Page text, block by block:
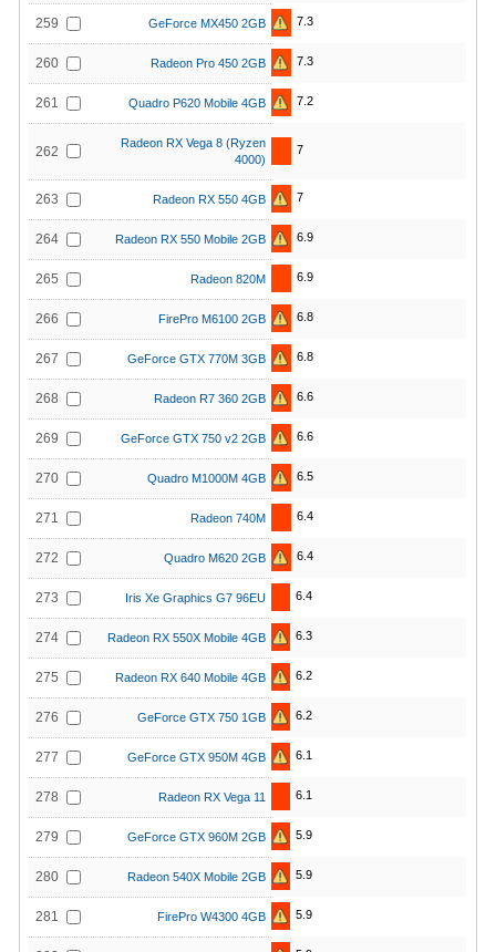
259 GeForce MX450 2GB 7.3
260 Radeon Pro 450 2GB 7.3
261 Quadro P620 Mobile 4GB 7.2
262
Radeon RX Vega 8 (Ryzen
4000)
7
263 Radeon RX 550 4GB 7
264 Radeon RX 550 Mobile 2GB 6.9
265 Radeon 820M 6.9
266 FirePro M6100 2GB 6.8
267 GeForce GTX 770M 3GB 6.8
268 Radeon R7 360 2GB 6.6
269 GeForce GTX 750 v2 2GB 6.6
270 Quadro M1000M 4GB 6.5
271 Radeon 740M 6.4
272 Quadro M620 2GB 6.4
273 Iris Xe Graphics G7 96EU 6.4
274 Radeon RX 550X Mobile 4GB 6.3
275 Radeon RX 640 Mobile 4GB 6.2
276 GeForce GTX 750 1GB 6.2
277 GeForce GTX 950M 4GB 6.1
278 Radeon RX Vega 11 6.1
279 GeForce GTX 960M 2GB 5.9
280 Radeon 540X Mobile 2GB 5.9
281 FirePro W4300 4GB 5.9